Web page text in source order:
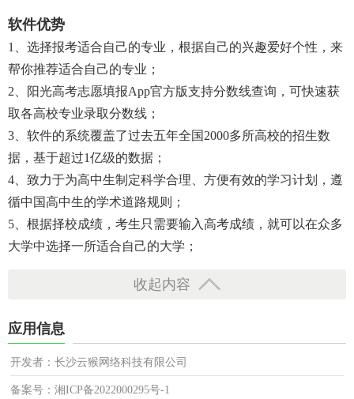
软件优势
1、选择报考适合自己的专业，根据自己的兴趣爱好个性，来
帮你推荐适合自己的专业；
2、阳光高考志愿填报app官方版支持分数线查询，可快速获
取各高校专业录取分数线；
3、软件的系统覆盖了过去五年全国2000多所高校的招生数
据，基于超过1亿级的数据；
4、致力于为高中生制定科学合理、方便有效的学习计划，遵
循中国高中生的学术道路规则；
5、根据择校成绩，考生只需要输入高考成绩，就可以在众多
大学中选择一所适合自己的大学；
收起内容
应用信息
开发者：长沙云猴网络科技有限公司
备案号：湘ICP备2022000295号-1